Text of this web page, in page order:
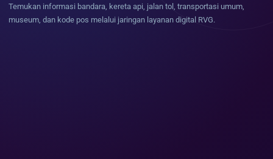
Temukan informasi bandara, kereta api, jalan tol, transportasi umum,
museum, dan kode pos melalui jaringan layanan digital RVG.